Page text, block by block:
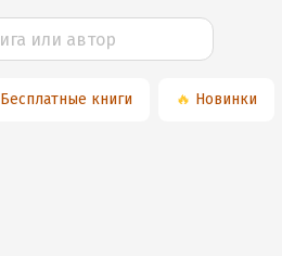
Бесплатные книги 🔥 Новинки